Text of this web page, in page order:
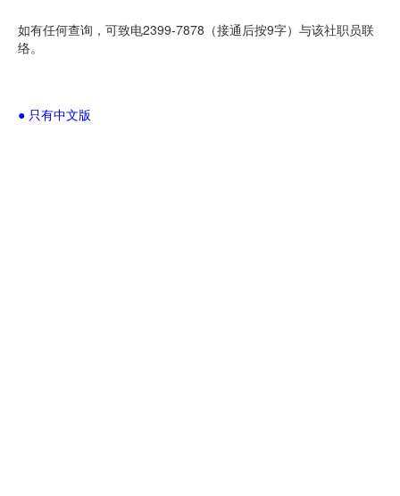
如有任何查询，可致电2399-7878（接通后按9字）与该社职员联
络。
● 只有中文版